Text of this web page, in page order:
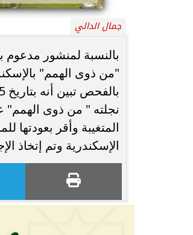
جمال الدالي
بالنسبة لمنشور مدعوم
"من ذوى الهمم"
نجلته " من ذوى الهمم"
المتغيبة وأقر بعودتها
الإسكندرية وتم إتخاذ
محافظ أسيوط : حملات مكثفة لرفع
الإشغالات بحي شرق لإعادة الانضباط
وتحقيق...